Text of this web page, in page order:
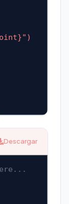
Descargar